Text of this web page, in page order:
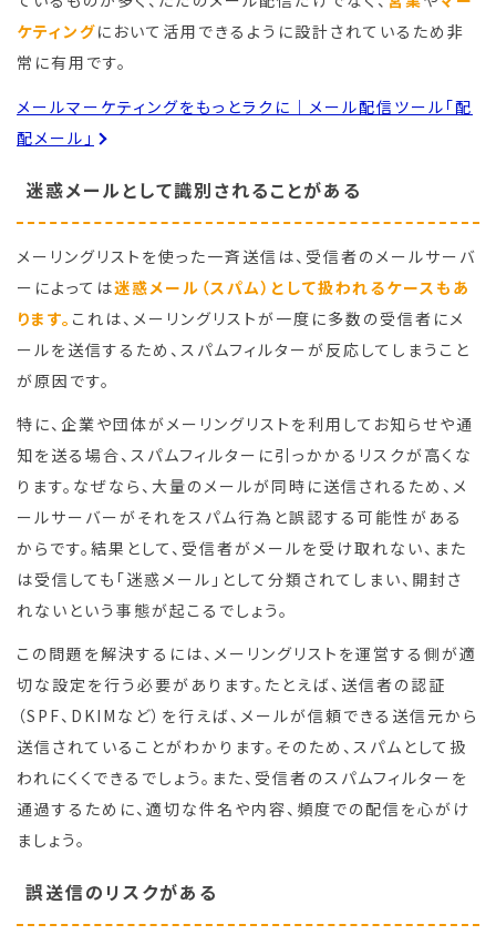
ケティングにおいて活用できるように設計されているため非
常に有用です。
メールマーケティングをもっとラクに｜メール配信ツール「配
配メール」
迷惑メールとして識別されることがある
メーリングリストを使った一斉送信は、受信者のメールサーバ
ーによっては迷惑メール（スパム）として扱われるケースもあ
ります。 これは、メーリングリストが一度に多数の受信者にメ
ールを送信するため、スパムフィルターが反応してしまうこと
が原因です。
特に、企業や団体がメーリングリストを利用してお知らせや通
知を送る場合、スパムフィルターに引っかかるリスクが高くな
ります。なぜなら、大量のメールが同時に送信されるため、メ
ールサーバーがそれをスパム行為と誤認する可能性がある
からです。結果として、受信者がメールを受け取れない、また
は受信しても「迷惑メール」として分類されてしまい、開封さ
れないという事態が起こるでしょう。
この問題を解決するには、メーリングリストを運営する側が適
切な設定を行う必要があります。たとえば、送信者の認証
（SPF、DKIMなど）を行えば、メールが信頼できる送信元から
送信されていることがわかります。そのため、スパムとして扱
われにくくできるでしょう。また、受信者のスパムフィルターを
通過するために、適切な件名や内容、頻度での配信を心がけ
ましょう。
誤送信のリスクがある